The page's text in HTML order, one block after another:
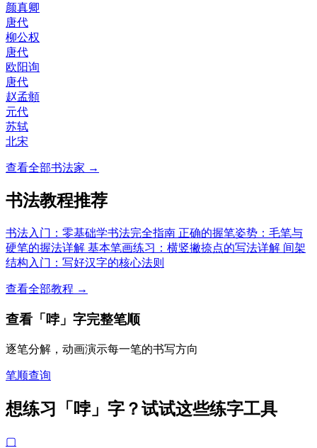
颜真卿
唐代
柳公权
唐代
欧阳询
唐代
赵孟頫
元代
苏轼
北宋
查看全部书法家 →
书法教程推荐
书法入门：零基础学书法完全指南 正确的握笔姿势：毛笔与
硬笔的握法详解 基本笔画练习：横竖撇捺点的写法详解 间架
结构入门：写好汉字的核心法则
查看全部教程 →
查看「哱」字完整笔顺
逐笔分解，动画演示每一笔的书写方向
笔顺查询
想练习「哱」字？试试这些练字工具
▢